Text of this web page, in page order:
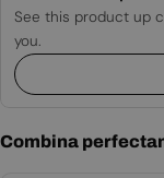
See this product up
you.
Combina